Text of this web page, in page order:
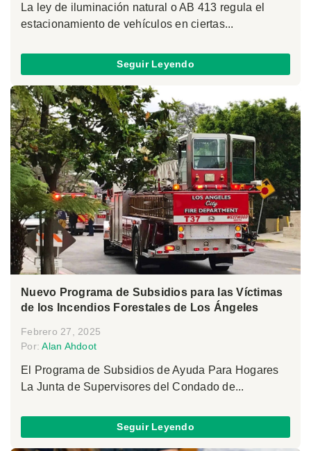
La ley de iluminación natural o AB 413 regula el
estacionamiento de vehículos en ciertas...
Seguir Leyendo
Nuevo Programa de Subsidios para las Víctimas
de los Incendios Forestales de Los Ángeles
Febrero 27, 2025
Por:Alan Ahdoot
El Programa de Subsidios de Ayuda Para Hogares
La Junta de Supervisores del Condado de...
Seguir Leyendo